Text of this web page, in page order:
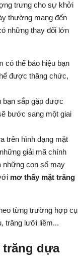
trưng cho sự khởi
thường mang đến
những thay đổi lớn
có thể báo hiệu bạn
được thăng chức,
bạn sắp gặp được
bước sang một giai
trên hình dạng mặt
giải mã chính
những con số may
mơ thấy mặt trăng
trăng dựa